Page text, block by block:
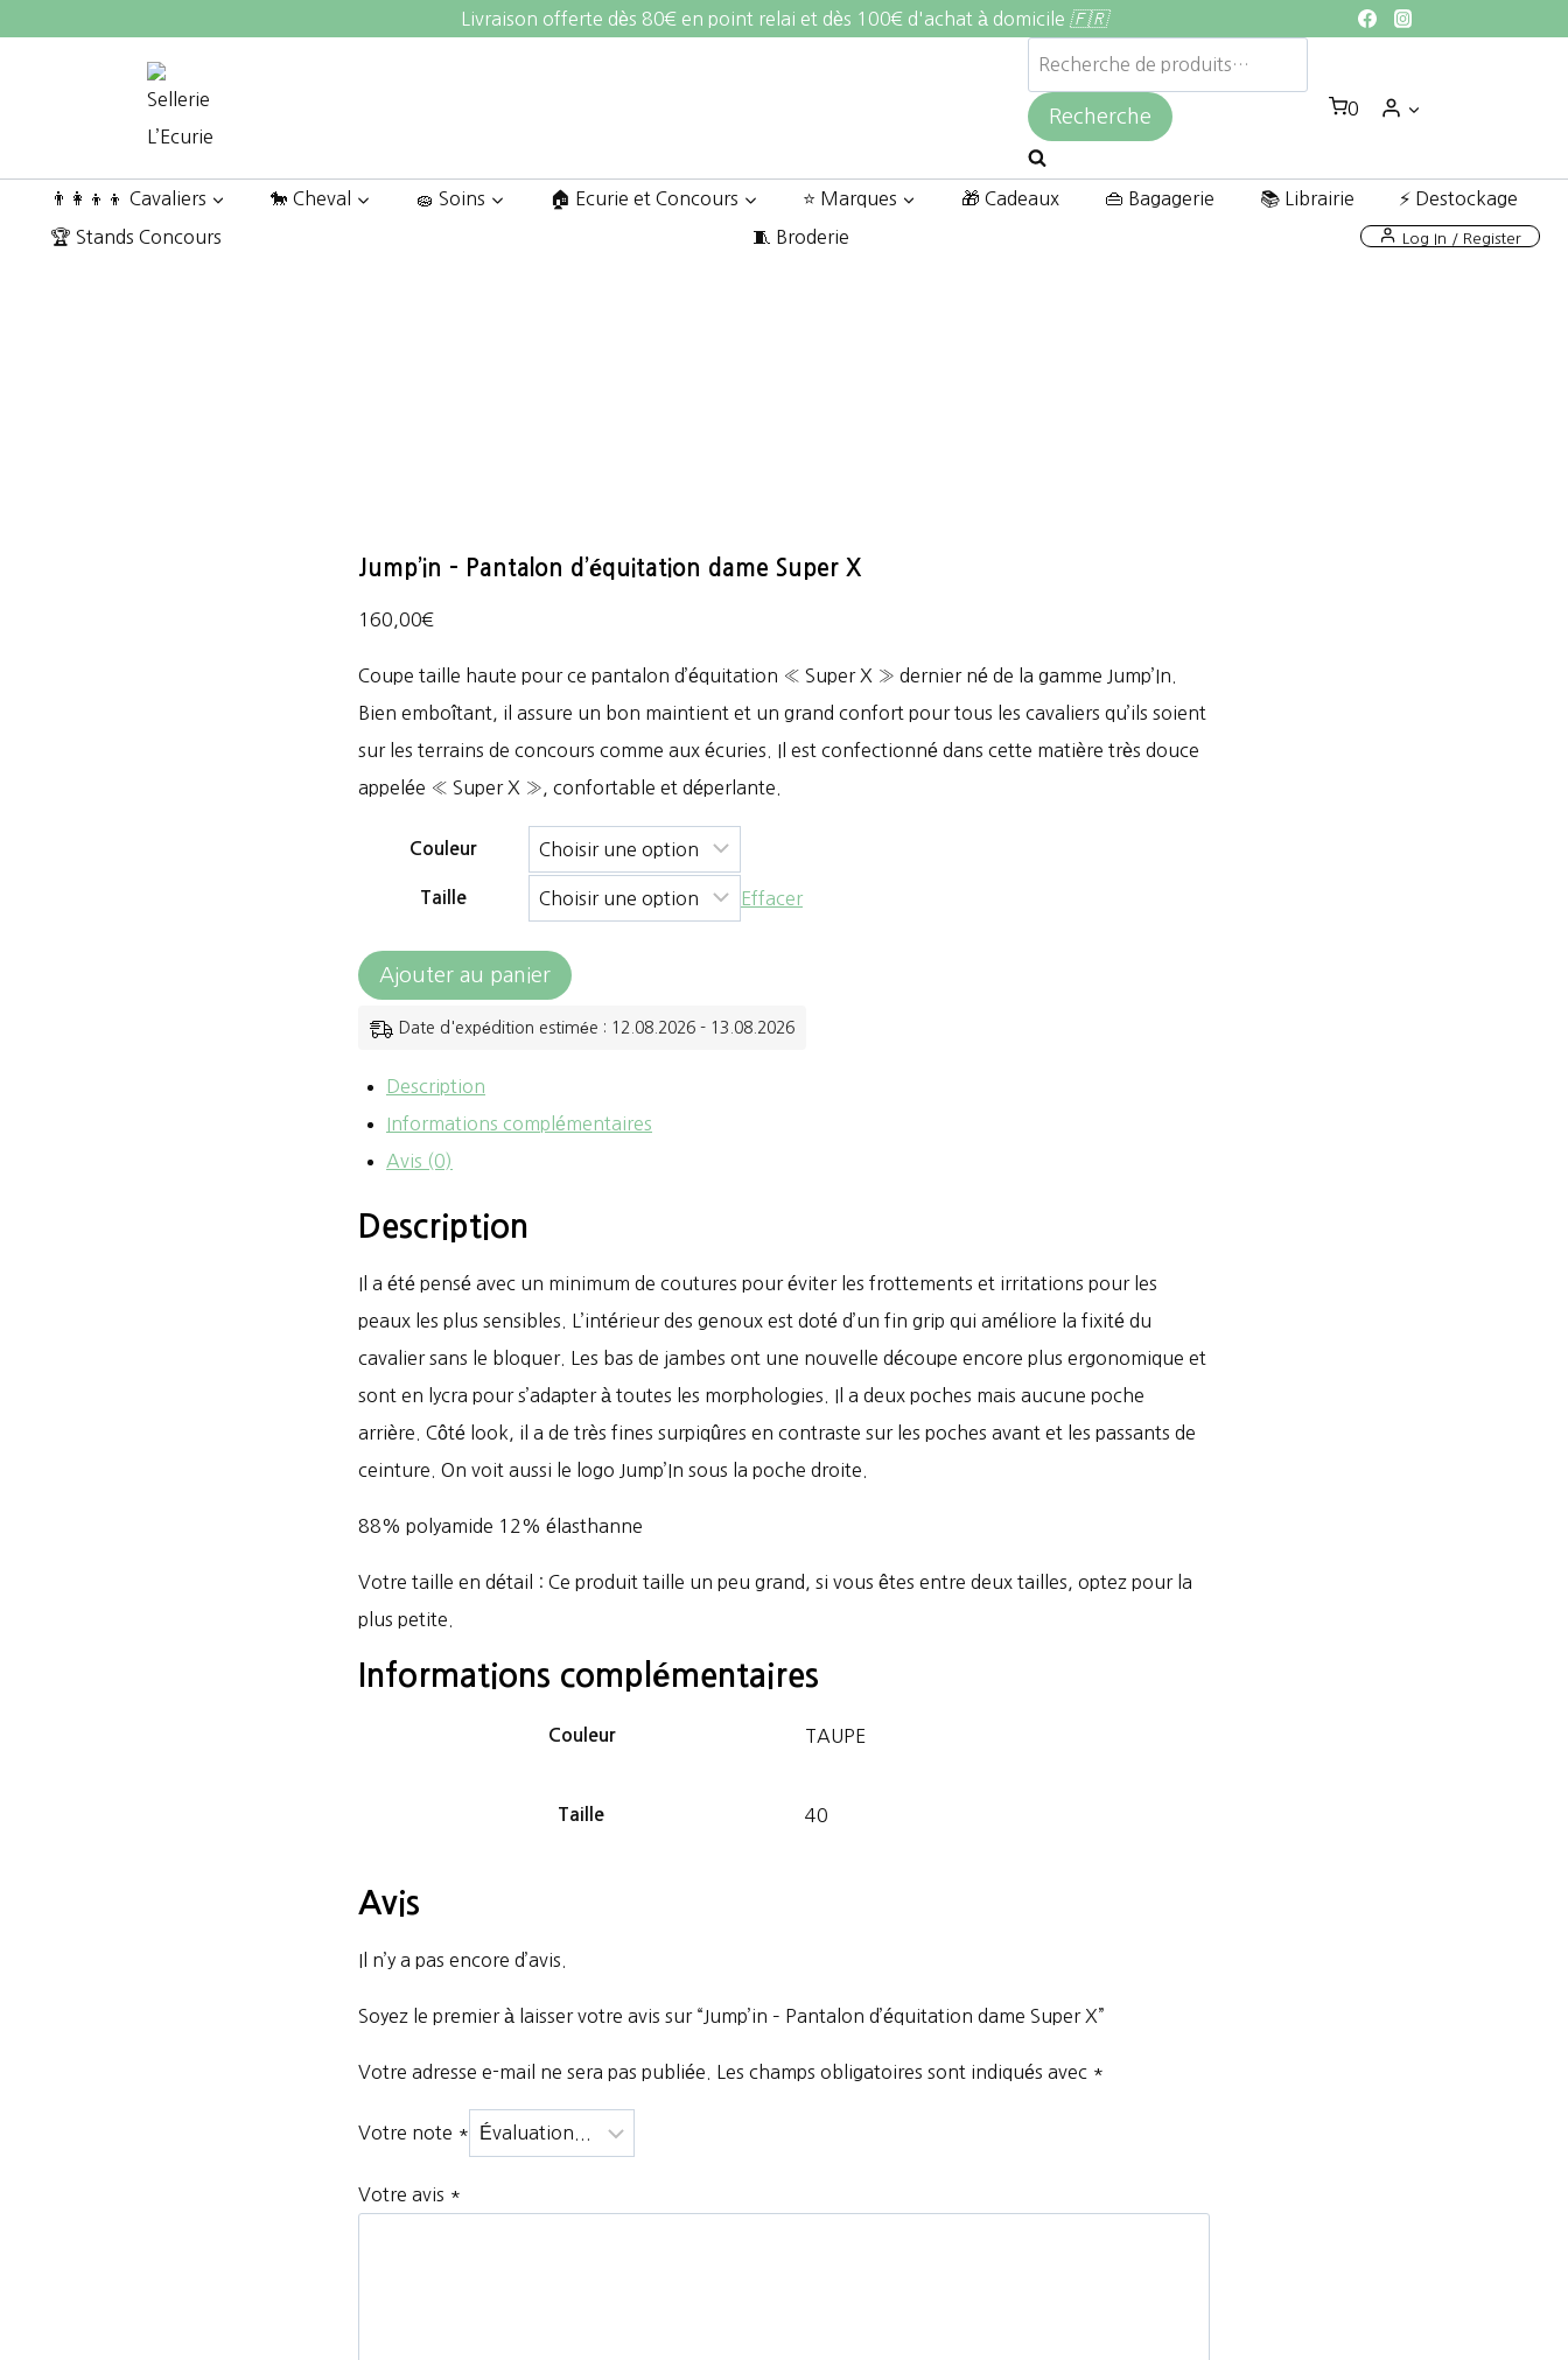
Livraison offerte dès 80€ en point relai et dès 100€ d'achat à domicile 🇫🇷
Recherche
pour :
Recherche 0
👨‍👩‍👦‍👦 Cavaliers 🐎 Cheval 🧽 Soins 🏠 Ecurie et Concours ⭐ Marques 🎁 Cadeaux 👜 Bagagerie 📚 Librairie ⚡ Destockage
🏆 Stands Concours 🧵 Broderie Log In / Register
Jump’in – Pantalon d’équitation dame Super X
160,00€
Coupe taille haute pour ce pantalon d’équitation « Super X » dernier né de la gamme Jump’In.
Bien emboîtant, il assure un bon maintient et un grand confort pour tous les cavaliers qu’ils soient
sur les terrains de concours comme aux écuries. Il est confectionné dans cette matière très douce
appelée « Super X », confortable et déperlante.
Couleur
Taille Effacer
quantité
de
Jump'in
Pantalon
d'équitation
Super
Ajouter au panier
Date d'expédition estimée : 12.08.2026 - 13.08.2026
Description
Informations complémentaires
Avis (0)
Description
Il a été pensé avec un minimum de coutures pour éviter les frottements et irritations pour les
peaux les plus sensibles. L’intérieur des genoux est doté d’un fin grip qui améliore la fixité du
cavalier sans le bloquer. Les bas de jambes ont une nouvelle découpe encore plus ergonomique et
sont en lycra pour s’adapter à toutes les morphologies. Il a deux poches mais aucune poche
arrière. Côté look, il a de très fines surpiqûres en contraste sur les poches avant et les passants de
ceinture. On voit aussi le logo Jump’In sous la poche droite.
88% polyamide 12% élasthanne
Votre taille en détail : Ce produit taille un peu grand, si vous êtes entre deux tailles, optez pour la
plus petite.
Informations complémentaires
Couleur TAUPE
Taille 40
Avis
Il n’y a pas encore d’avis.
Soyez le premier à laisser votre avis sur “Jump’in – Pantalon d’équitation dame Super X”
Votre adresse e-mail ne sera pas publiée. Les champs obligatoires sont indiqués avec *
Votre note *
Votre avis *